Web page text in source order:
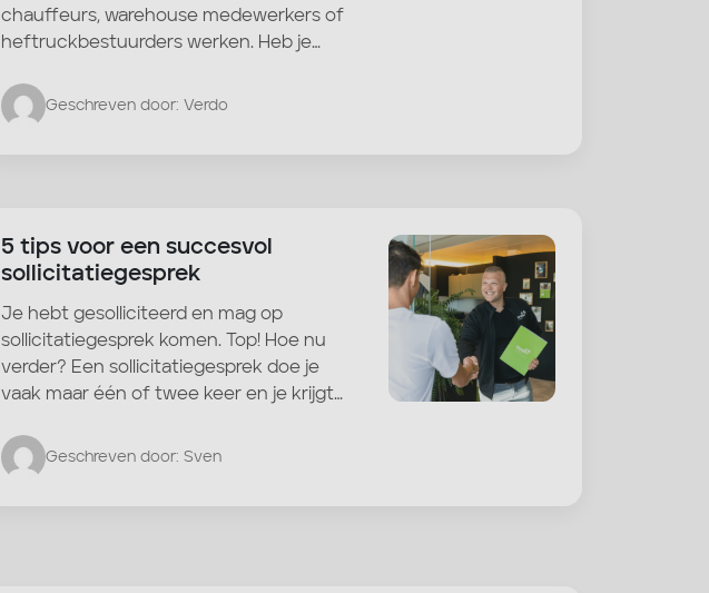
chauffeurs, warehouse medewerkers of
heftruckbestuurders werken. Heb je…
Geschreven door: Verdo
5 tips voor een succesvol
sollicitatiegesprek
Je hebt gesolliciteerd en mag op
sollicitatiegesprek komen. Top! Hoe nu
verder? Een sollicitatiegesprek doe je
vaak maar één of twee keer en je krijgt…
Geschreven door: Sven